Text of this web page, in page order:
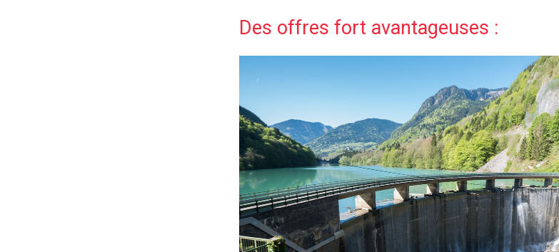
Des offres fort avantageuses :